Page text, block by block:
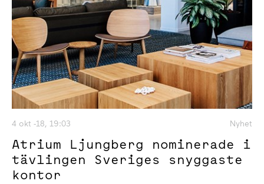
4 okt -18, 19:03 Nyhet
Atrium Ljungberg nominerade i
tävlingen Sveriges snyggaste
kontor